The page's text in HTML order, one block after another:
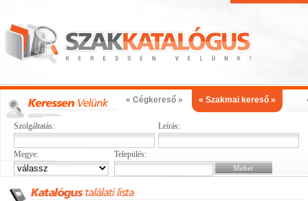
« Cégkereső » « Szakmai kereső »
Szolgáltatás: Leírás:
Megye: Település: